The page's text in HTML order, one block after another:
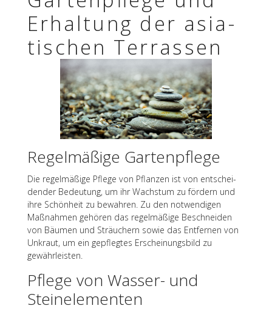
Erhal­tung der asia­
ti­schen Terrassen
Regel­mä­ßige Gartenpflege
Die regel­mä­ßige Pflege von Pflan­zen ist von entschei­
den­der Bedeu­tung, um ihr Wachs­tum zu fördern und
ihre Schön­heit zu bewah­ren. Zu den notwen­di­gen
Maßnah­men gehö­ren das regel­mä­ßige Beschnei­den
von Bäumen und Sträu­chern sowie das Entfer­nen von
Unkraut, um ein gepfleg­tes Erschei­nungs­bild zu
gewährleisten.
Pflege von Wasser- und
Steinelementen